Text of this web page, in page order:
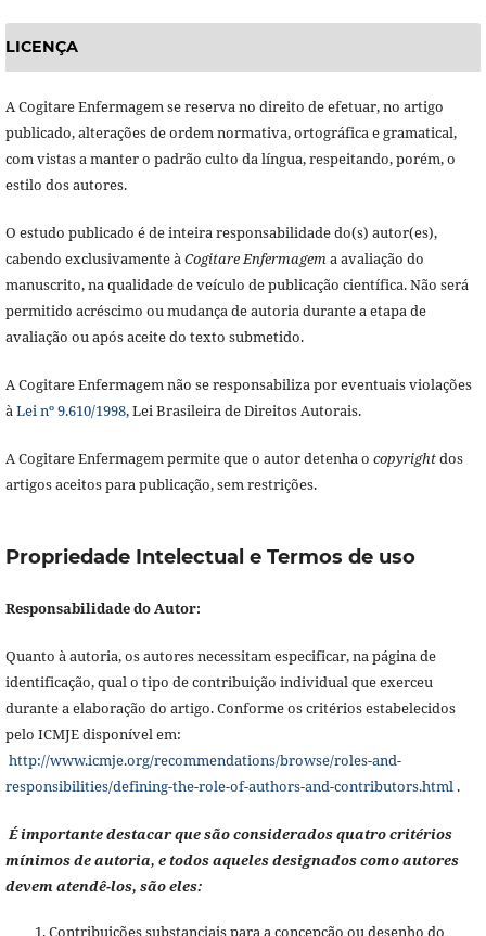
LICENÇA
A Cogitare Enfermagem se reserva no direito de efetuar, no artigo
publicado, alterações de ordem normativa, ortográfica e gramatical,
com vistas a manter o padrão culto da língua, respeitando, porém, o
estilo dos autores.
O estudo publicado é de inteira responsabilidade do(s) autor(es),
cabendo exclusivamente àCogitare Enfermagema avaliação do
manuscrito, na qualidade de veículo de publicação científica. Não será
permitido acréscimo ou mudança de autoria durante a etapa de
avaliação ou após aceite do texto submetido.
A Cogitare Enfermagem não se responsabiliza por eventuais violações
àLei nº 9.610/1998, Lei Brasileira de Direitos Autorais.
A Cogitare Enfermagem permite que o autor detenha o copyrightdos
artigos aceitos para publicação, sem restrições.
Propriedade Intelectual e Termos de uso
Responsabilidade do Autor:
Quanto à autoria, os autores necessitam especificar, na página de
identificação, qual o tipo de contribuição individual que exerceu
durante a elaboração do artigo. Conforme os critérios estabelecidos
pelo ICMJE disponível em:
http://www.icmje.org/recommendations/browse/roles-and-
responsibilities/defining-the-role-of-authors-and-contributors.html.
É importante destacar que são considerados quatro critérios
mínimos de autoria, e todos aqueles designados como autores
devem atendê-los, são eles:
Contribuições substanciais para a concepção ou desenho do